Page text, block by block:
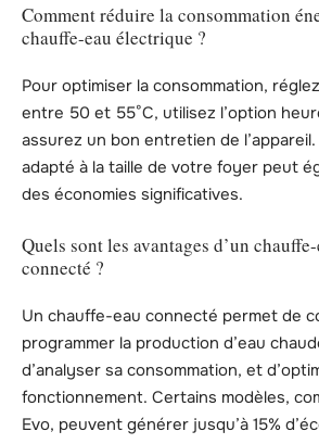
Comment réduire la consommation
chauffe-eau électrique ?
Pour optimiser la consommation,
entre 50 et 55°C, utilisez l’option
assurez un bon entretien de
adapté à la taille de votre foyer peut
des économies significatives.
Quels sont les avantages d’un
connecté ?
Un chauffe-eau connecté permet de
programmer la production d’eau
d’analyser sa consommation, et
fonctionnement. Certains modèles,
Evo, peuvent générer jusqu’à 15%